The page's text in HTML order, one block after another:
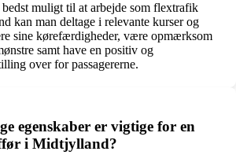
muligt til at arbejde som flextrafik
kan man deltage i relevante kurser og
sine kørefærdigheder, være opmærksom
samt have en positiv og
over for passagererne.
egenskaber er vigtige for en
i Midtjylland?